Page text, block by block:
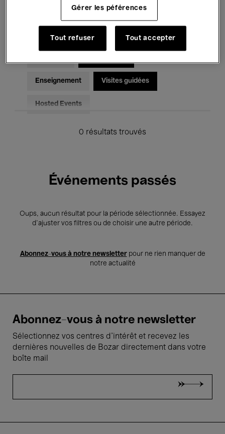
Enseignement Visites guidées
Hosted Events
0 résultats trouvés
Événements passés
Oups, aucun résultat pour la période sélectionnée. Essayez
d’ajuster vos filtres ou de choisir une autre période.
Abonnez-vous à notre newsletterpour ne rien manquer de
notre actualité
Abonnez-vous à notre newsletter
Sélectionnez vos centres d'intérêt et recevez les
dernières nouvelles de Bozar directement dans votre
boîte mail
Gérer les péférences
Tout refuser Tout accepter